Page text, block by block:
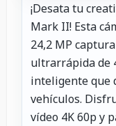
¡Desata tu
Mark II! Esta
24,2 MP
ultrarrápida de
inteligente que
vehículos.
vídeo 4K 60p y